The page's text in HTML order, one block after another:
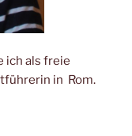
ich als freie
in Rom.